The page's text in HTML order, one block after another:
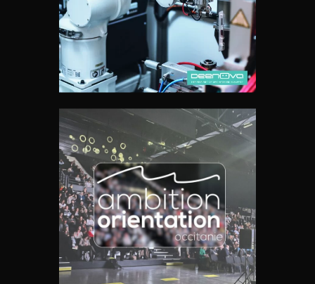
FILM DE PRÉSENTATION PRODUIT
– L’ACCED, SOLUTION DE
RECONDITIONNEMENT DE
MÉDICAMENTS
Vidéos
FILM ÉVÉNEMENT DU FORUM
AMBITION ORIENTATION
OCCITANIE À LA NARBONNE
ARENA
Vidéos